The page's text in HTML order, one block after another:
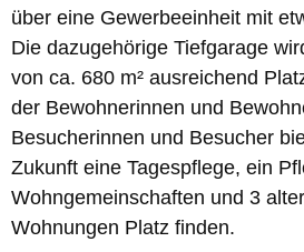
über eine Gewerbeeinheit mit
Die dazugehörige Tiefgarage
von ca. 680 m² ausreichend
der Bewohnerinnen und
Besucherinnen und Besucher
Zukunft eine Tagespflege, ein
Wohngemeinschaften und 3
Wohnungen Platz finden.